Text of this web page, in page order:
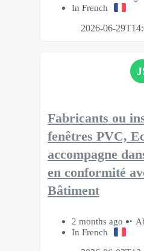
In French
2026-06-
Fabricants ou
fenêtres PVC,
accompagne
en conformité
Bâtiment
2 months ago
In French